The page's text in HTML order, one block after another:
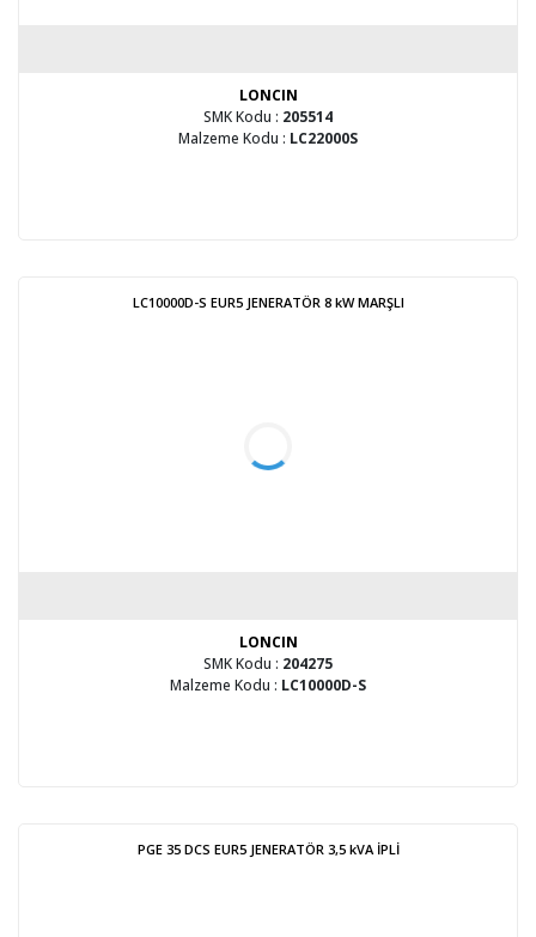
LONCIN
SMK Kodu : 205514
Malzeme Kodu : LC22000S
LC10000D-S EUR5 JENERATÖR 8 kW MARŞLI
LONCIN
SMK Kodu : 204275
Malzeme Kodu : LC10000D-S
PGE 35 DCS EUR5 JENERATÖR 3,5 kVA İPLİ